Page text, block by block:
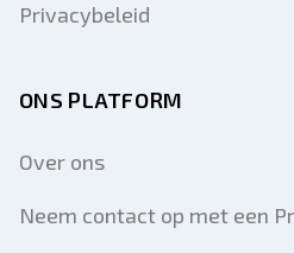
Privacybeleid
ONS PLATFORM
Over ons
Neem contact op met een